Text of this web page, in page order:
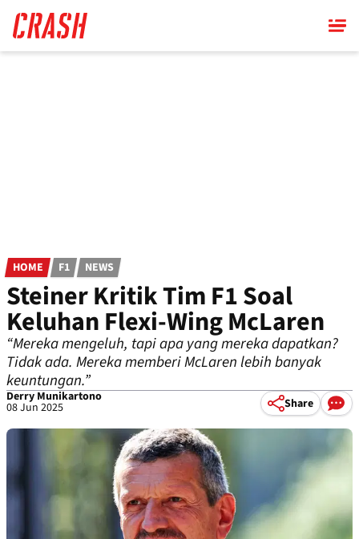
main
content
HOME F1 NEWS
Steiner Kritik Tim F1 Soal
Keluhan Flexi-Wing McLaren
“Mereka mengeluh, tapi apa yang mereka dapatkan?
Tidak ada. Mereka memberi McLaren lebih banyak
keuntungan.”
Derry Munikartono
08 Jun 2025 Share